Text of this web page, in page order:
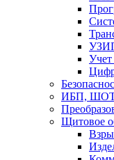
Учет
ИБП,
Щитовое